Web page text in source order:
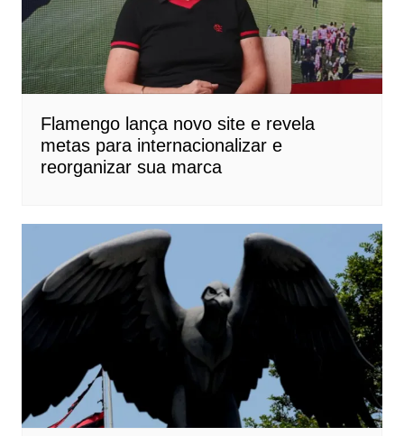
Flamengo lança novo site e revela
metas para internacionalizar e
reorganizar sua marca